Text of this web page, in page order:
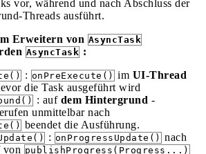
vor, während und nach Abschluss der
Threads ausführt.
Erweitern von AsyncTask
AsyncTask :
: onPreExecute() im UI-Thread
die Task ausgeführt wird
: auf dem Hintergrund -
unmittelbar nach
beendet die Ausführung.
: onProgressUpdate() nach
von publishProgress(Progress...)